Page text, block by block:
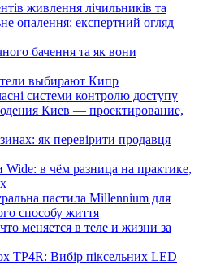
живлення лічильників та
опалення: експертний огляд
бачення та як вони
выбирают Кипр
системи контролю доступу
Киев — проектирование,
як перевірити продавця
в чём разница на практике,
пастила Millennium для
способу життя
меняется в теле и жизни за
TP4R: Вибір піксельних LED